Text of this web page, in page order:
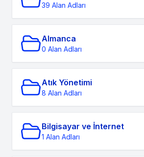
39 Alan Adları
Almanca
0 Alan Adları
Atık Yönetimi
8 Alan Adları
Bilgisayar ve İnternet
1 Alan Adları